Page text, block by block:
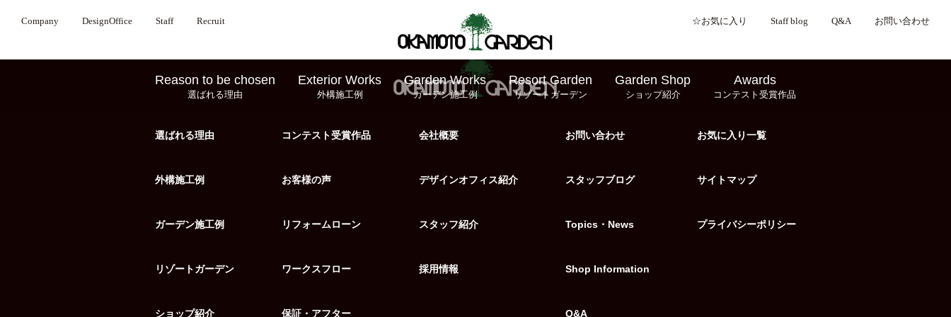
Company DesignOffice Staff Recruit ☆お気に入り Staff blog Q&A お問い合わせ
Reason to be chosen
選ばれる理由
Exterior Works
外構施工例
Garden Works
ガーデン施工例
Resort Garden
リゾートガーデン
Garden Shop
ショップ紹介
Awards
コンテスト受賞作品
選ばれる理由
外構施工例
ガーデン施工例
リゾートガーデン
ショップ紹介
コンテスト受賞作品
お客様の声
リフォームローン
ワークスフロー
保証・アフター
会社概要
デザインオフィス紹介
スタッフ紹介
採用情報
お問い合わせ
スタッフブログ
Topics・News
Shop Information
Q&A
お気に入り一覧
サイトマップ
プライバシーポリシー